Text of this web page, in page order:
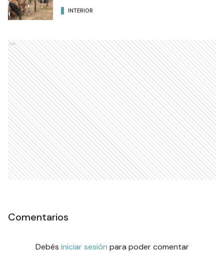
INTERIOR
Ads
Comentarios
Debés iniciar sesión para poder comentar